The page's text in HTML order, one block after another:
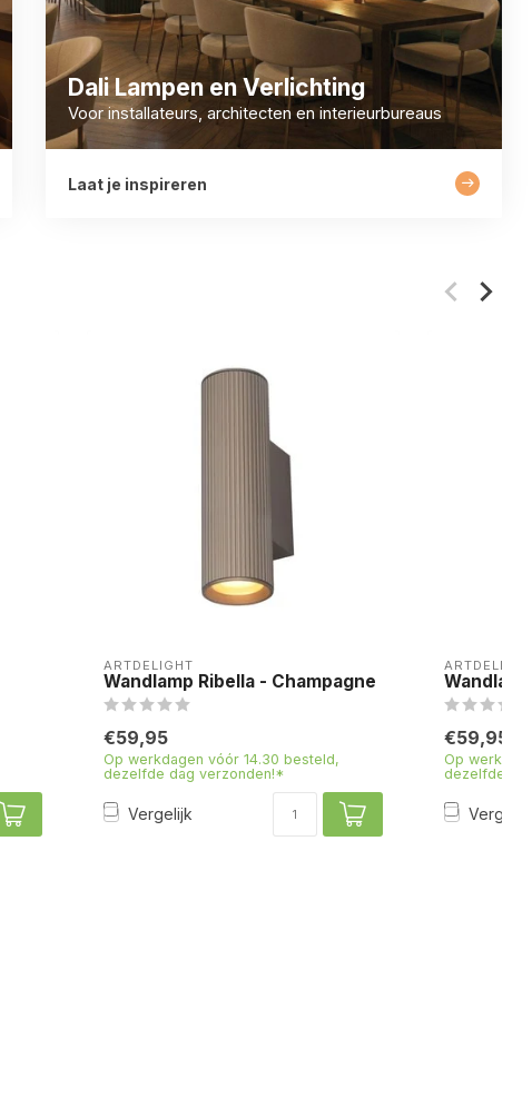
Dali Lampen en Verlichting
Voor installateurs, architecten en interieurbureaus
Laat je inspireren
ARTDELIGHT
Wandlamp Ribella - Champagne
€59,95
Op werkdagen vóór 14.30 besteld,
dezelfde dag verzonden!*
Vergelijk
€59,95
Op
dezelfde